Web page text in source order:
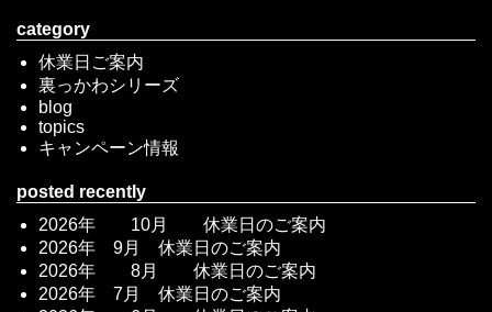
category
休業日ご案内
裏っかわシリーズ
blog
topics
キャンペーン情報
posted recently
2026年 10月 休業日のご案内
2026年 9月 休業日のご案内
2026年 8月 休業日のご案内
2026年 7月 休業日のご案内